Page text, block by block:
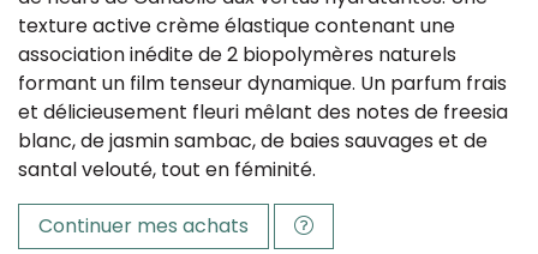
texture active crème élastique contenant une
association inédite de 2 biopolymères naturels
formant un film tenseur dynamique. Un parfum frais
et délicieusement fleuri mêlant des notes de freesia
blanc, de jasmin sambac, de baies sauvages et de
santal velouté, tout en féminité.
Continuer mes achats